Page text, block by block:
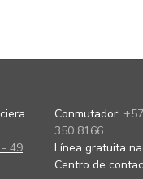
- 49
Conmutador:
350 8166
Línea gratuita
Centro de